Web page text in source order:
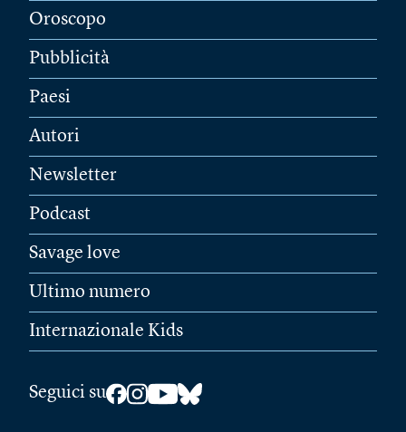
Oroscopo
Pubblicità
Paesi
Autori
Newsletter
Podcast
Savage love
Ultimo numero
Internazionale Kids
Seguici su